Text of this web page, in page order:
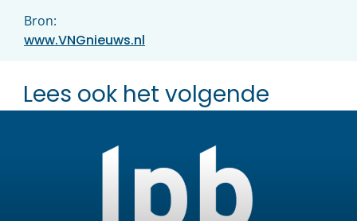
Bron:
www.VNGnieuws.nl
Lees ook het volgende